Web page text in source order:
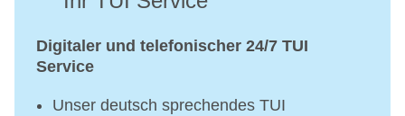
Digitaler und telefonischer 24/7 TUI
Service
Unser deutsch sprechendes TUI